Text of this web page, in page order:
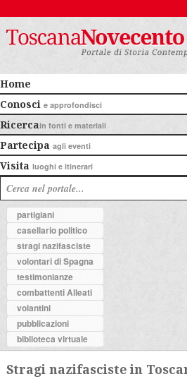
Home
Conosci e approfondisci
Ricercain fonti e materiali
Partecipa agli eventi
Visita luoghi e itinerari
partigiani
casellario politico
stragi nazifasciste
volontari di Spagna
testimonianze
combattenti Alleati
volantini
pubblicazioni
biblioteca virtuale
Stragi nazifasciste in